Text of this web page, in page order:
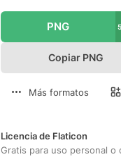
PNG
Copiar PNG
Más formatos
Licencia de Flaticon
Gratis para uso personal o